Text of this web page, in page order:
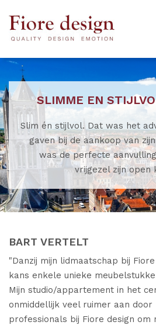
SLIMME EN
Slim én stijlvol. Dat was het
gaven bij de aankoop van
was de perfecte
vrijgezel zijn open
BART VERTELT
"Danzij mijn lidmaatschap bij
kans enkele unieke
Mijn studio/appartement in het
onmiddellijk veel ruimer aan door
professionals bij Fiore design